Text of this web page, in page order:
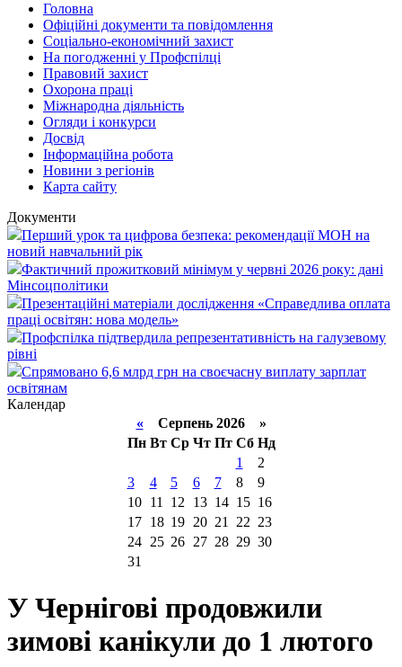
Головна
Офіційні документи та повідомлення
Соціально-економічний захист
На погодженні у Профспілці
Правовий захист
Охорона праці
Міжнародна діяльність
Огляди і конкурси
Досвід
Інформаційна робота
Новини з регіонів
Карта сайту
Документи
Перший урок та цифрова безпека: рекомендації МОН на
новий навчальний рік
Фактичний прожитковий мінімум у червні 2026 року: дані
Мінсоцполітики
Презентаційні матеріали дослідження «Справедлива оплата
праці освітян: нова модель»
Профспілка підтвердила репрезентативність на галузевому
рівні
Спрямовано 6,6 млрд грн на своєчасну виплату зарплат
освітянам
Календар
«Серпень 2026 »
Пн Вт Ср Чт Пт Сб Нд
1
2
3
4 5 6 7 8
9
10
11 12 13 14 15 16
17
18 19 20 21 22 23
24
25 26 27 28 29 30
31
У Чернігові продовжили
зимові канікули до 1 лютого